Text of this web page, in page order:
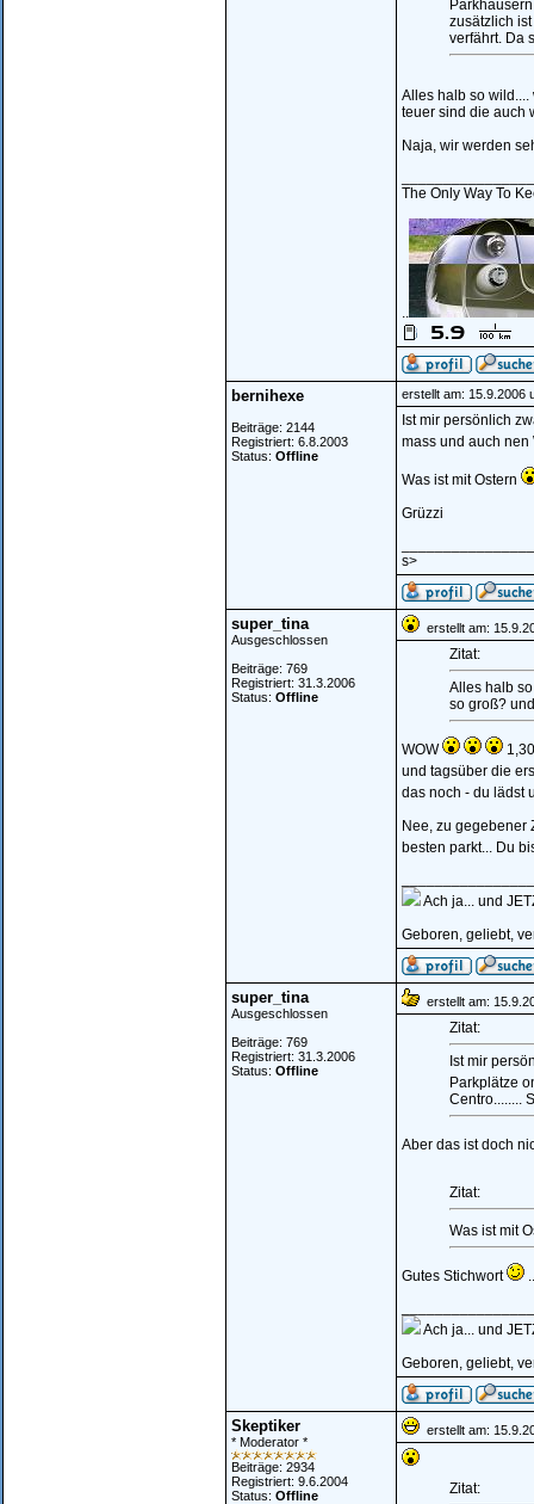
zusätzlich
verfährt. Da
Alles halb so
teuer sind die auch
Naja, wir werden
The Only Way To
..
bernihexe
Beiträge: 2144
Registriert: 6.8.2003
Status: Offline
erstellt am: 15.9.2006
Ist mir persönlich
mass und auch
Was ist mit Ostern
Grüzzi
s>
super_tina
Ausgeschlossen
Beiträge: 769
Registriert: 31.3.2006
Status: Offline
erstellt am:
Zitat:
Alles halb
so groß?
WOW
und tagsüber die
das noch - du lädst
Nee, zu gegebener
besten parkt... Du
Ach ja... und
Geboren, geliebt,
super_tina
Ausgeschlossen
Beiträge: 769
Registriert: 31.3.2006
Status: Offline
erstellt am:
Zitat:
Ist mir
Parkplätze
Centro........
Aber das ist doch
Zitat:
Was ist mit
Gutes Stichwort
Ach ja... und
Geboren, geliebt,
Skeptiker
* Moderator *
Beiträge: 2934
Registriert: 9.6.2004
Status: Offline
erstellt am:
Zitat: